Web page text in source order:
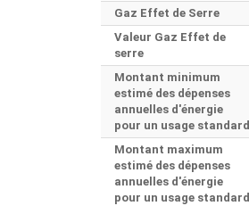
Gaz Effet de Serre
Valeur Gaz Effet de
serre
Montant minimum
estimé des dépenses
annuelles d'énergie
pour un usage standard
Montant maximum
estimé des dépenses
annuelles d'énergie
pour un usage standard